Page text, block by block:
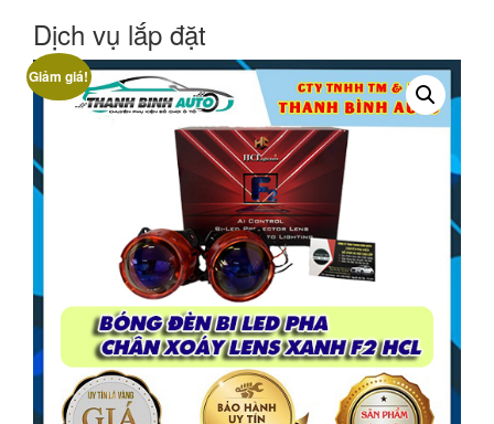
Dịch vụ lắp đặt
Giảm giá!